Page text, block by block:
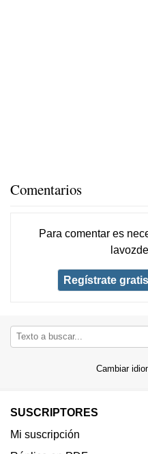
Comentarios
Para comentar es
Regístrate gratis
Cambiar
SUSCRIPTORES
Mi suscripción